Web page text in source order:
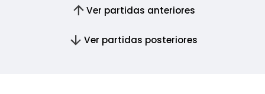
Ver partidas anteriores
Ver partidas posteriores